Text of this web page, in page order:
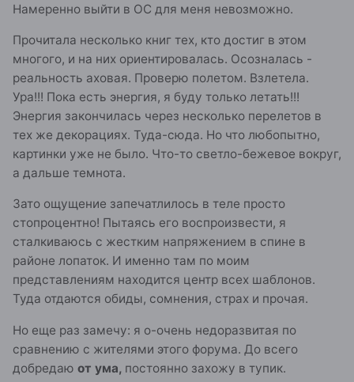
Намеренно выйти в ОС для меня невозможно.
Прочитала несколько книг тех, кто достиг в этом
многого, и на них ориентировалась. Осозналась -
реальность аховая. Проверю полетом. Взлетела.
Ура!!! Пока есть энергия, я буду только летать!!!
Энергия закончилась через несколько перелетов в
тех же декорациях. Туда-сюда. Но что любопытно,
картинки уже не было. Что-то светло-бежевое вокруг,
а дальше темнота.
Зато ощущение запечатлилось в теле просто
стопроцентно! Пытаясь его воспроизвести, я
сталкиваюсь с жестким напряжением в спине в
районе лопаток. И именно там по моим
представлениям находится центр всех шаблонов.
Туда отдаются обиды, сомнения, страх и прочая.
Но еще раз замечу: я о-очень недоразвитая по
сравнению с жителями этого форума. До всего
добредаю от ума, постоянно захожу в тупик.